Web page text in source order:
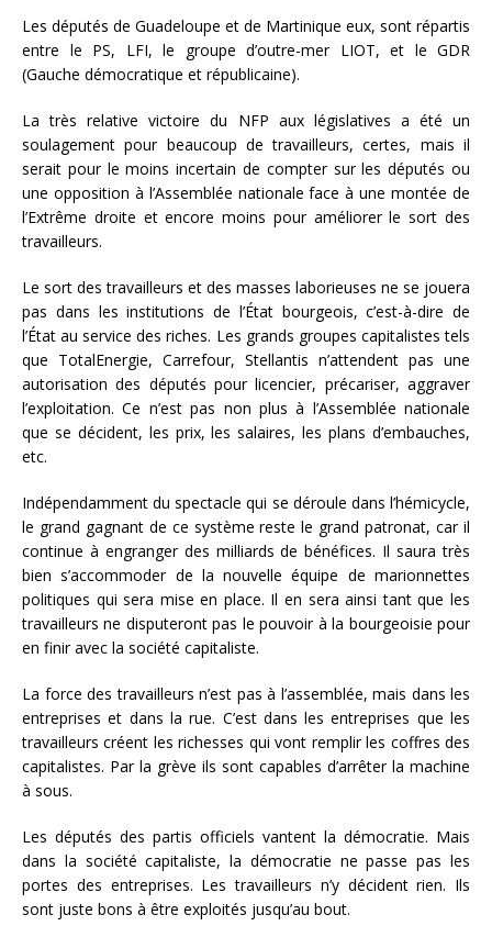
Les députés de Guadeloupe et de Martinique eux, sont répartis
entre le PS, LFI, le groupe d’outre-mer LIOT, et le GDR
(Gauche démocratique et républicaine).
La très relative victoire du NFP aux législatives a été un
soulagement pour beaucoup de travailleurs, certes, mais il
serait pour le moins incertain de compter sur les députés ou
une opposition à l’Assemblée nationale face à une montée de
l’Extrême droite et encore moins pour améliorer le sort des
travailleurs.
Le sort des travailleurs et des masses laborieuses ne se jouera
pas dans les institutions de l’État bourgeois, c’est-à-dire de
l’État au service des riches. Les grands groupes capitalistes tels
que TotalEnergie, Carrefour, Stellantis n’attendent pas une
autorisation des députés pour licencier, précariser, aggraver
l’exploitation. Ce n’est pas non plus à l’Assemblée nationale
que se décident, les prix, les salaires, les plans d’embauches,
etc.
Indépendamment du spectacle qui se déroule dans l’hémicycle,
le grand gagnant de ce système reste le grand patronat, car il
continue à engranger des milliards de bénéfices. Il saura très
bien s’accommoder de la nouvelle équipe de marionnettes
politiques qui sera mise en place. Il en sera ainsi tant que les
travailleurs ne disputeront pas le pouvoir à la bourgeoisie pour
en finir avec la société capitaliste.
La force des travailleurs n’est pas à l’assemblée, mais dans les
entreprises et dans la rue. C’est dans les entreprises que les
travailleurs créent les richesses qui vont remplir les coffres des
capitalistes. Par la grève ils sont capables d’arrêter la machine
à sous.
Les députés des partis officiels vantent la démocratie. Mais
dans la société capitaliste, la démocratie ne passe pas les
portes des entreprises. Les travailleurs n’y décident rien. Ils
sont juste bons à être exploités jusqu’au bout.